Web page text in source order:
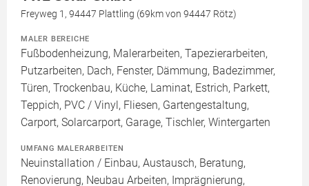
Freyweg 1, 94447 Plattling (69km von 94447 Rötz)
MALER BEREICHE
Fußbodenheizung, Malerarbeiten, Tapezierarbeiten,
Putzarbeiten, Dach, Fenster, Dämmung, Badezimmer,
Türen, Trockenbau, Küche, Laminat, Estrich, Parkett,
Teppich, PVC / Vinyl, Fliesen, Gartengestaltung,
Carport, Solarcarport, Garage, Tischler, Wintergarten
UMFANG MALERARBEITEN
Neuinstallation / Einbau, Austausch, Beratung,
Renovierung, Neubau Arbeiten, Imprägnierung,